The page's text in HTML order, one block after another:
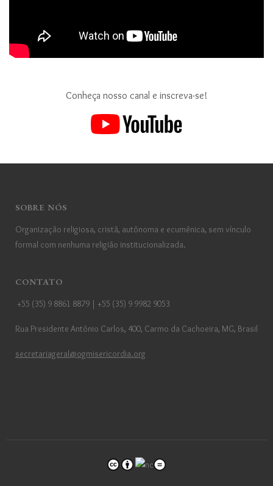
Conheça nosso canal e inscreva-se!
SOBRE NÓS
Organização religiosa, cristã, autônoma e ecumênica, sem vínculo
formal com nenhuma religião institucionalizada.
CONTATO
+55 (35) 9 8861 8879 | +55 (35) 9 9982 9053
Rua Presidente Antônio Carlos, 400, Carmo da Cachoeira, MG, Brasil
secretariageral@ogmisericordia.org